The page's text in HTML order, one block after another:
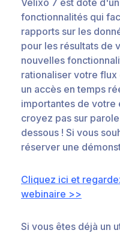
fonctionnalités qui
rapports sur les
pour les résultats de
nouvelles
rationaliser votre
un accès en temps
importantes de votre
croyez pas sur
dessous ! Si vous
réserver une
Cliquez ici et
webinaire >>
Si vous êtes déjà un